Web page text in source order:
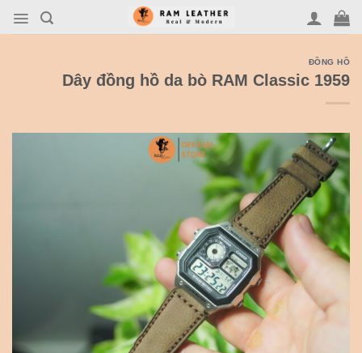
ĐỒNG HỒ
Dây đồng hồ da bò RAM Classic 1959